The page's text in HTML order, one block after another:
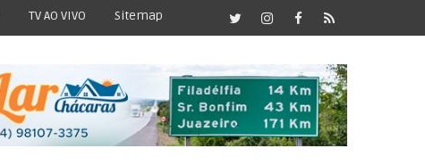
TV AO VIVO Sitemap